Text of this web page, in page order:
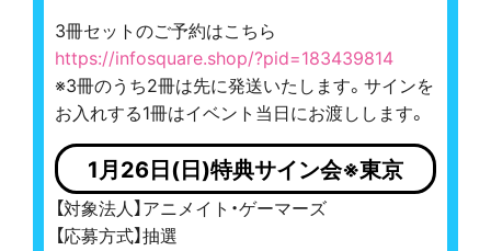
3冊セットのご予約はこちら
https://infosquare.shop/?pid=183439814
※3冊のうち2冊は先に発送いたします。サインを
お入れする1冊はイベント当日にお渡しします。
1月26日(日)特典サイン会※東京
【対象法人】アニメイト・ゲーマーズ
【応募方式】抽選